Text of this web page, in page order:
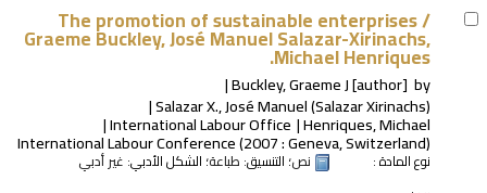
The promotion of sustainable enterprises /
Graeme Buckley, José Manuel Salazar-Xirinachs,
Michael Henriques.
by
Buckley, Graeme J[author]
Salazar X., José Manuel (Salazar Xirinachs)
Henriques, Michael
International Labour Office
International Labour Conference(2007 : Geneva, Switzerland)
نوع المادة : نص؛ التنسيق: طباعة؛ الشكل الأدبي: غير أدبي